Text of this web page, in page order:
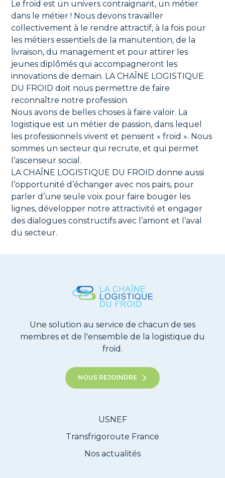
Le froid est un univers contraignant, un métier
dans le métier ! Nous devons travailler
collectivement à le rendre attractif, à la fois pour
les métiers essentiels de la manutention, de la
livraison, du management et pour attirer les
jeunes diplômés qui accompagneront les
innovations de demain. LA CHAÎNE LOGISTIQUE
DU FROID doit nous permettre de faire
reconnaître notre profession.
Nous avons de belles choses à faire valoir. La
logistique est un métier de passion, dans lequel
les professionnels vivent et pensent « froid ». Nous
sommes un secteur qui recrute, et qui permet
l’ascenseur social.
LA CHAÎNE LOGISTIQUE DU FROID donne aussi
l’opportunité d’échanger avec nos pairs, pour
parler d’une seule voix pour faire bouger les
lignes, développer notre attractivité et engager
des dialogues constructifs avec l’amont et l’aval
du secteur.
Une solution au service de chacun de ses
membres et de l'ensemble de la logistique du
froid.
NOUS REJOINDRE
USNEF
Transfrigoroute France
Nos actualités